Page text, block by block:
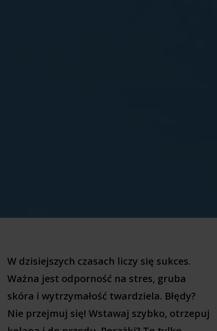
W dzisiejszych czasach liczy się sukces.
Ważna jest odporność na stres, gruba
skóra i wytrzymałość twardziela. Błędy?
Nie przejmuj się! Wstawaj szybko, otrzepuj